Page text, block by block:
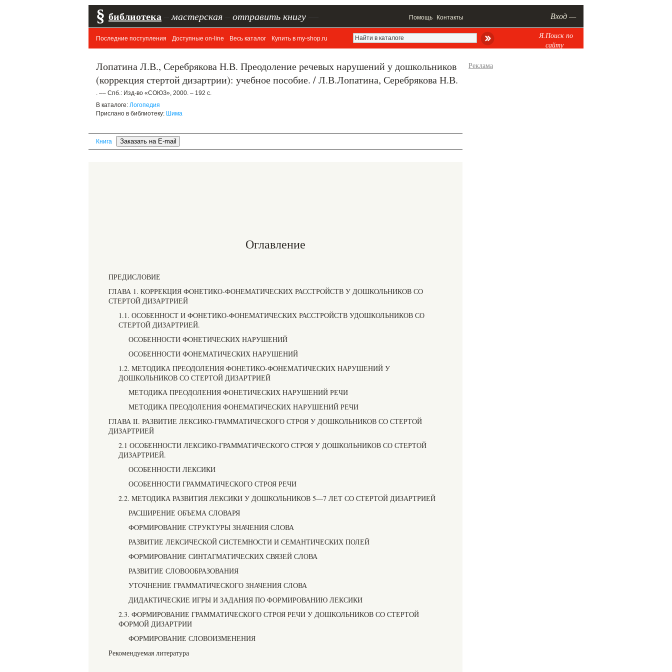
§ библиотека мастерская отправить книгу Помощь Контакты Вход —
Последние поступления Доступные on-line Весь каталог Купить в my-shop.ru
Я.Поиск по
сайту
Лопатина Л.В., Серебрякова Н.В. Преодоление речевых нарушений у дошкольников
(коррекция стертой дизартрии): учебное пособие. / Л.В.Лопатина, Серебрякова Н.В.
. –– Спб.: Изд-во «СОЮЗ», 2000. – 192 с.
В каталоге: Логопедия
Прислано в библиотеку: Шима
Книга
Оглавление
ПРЕДИСЛОВИЕ
ГЛАВА 1. КОРРЕКЦИЯ ФОНЕТИКО-ФОНЕМАТИЧЕСКИХ РАССТРОЙСТВ У ДОШКОЛЬНИКОВ СО
СТЕРТОЙ ДИЗАРТРИЕЙ
1.1. ОСОБЕННОСТ И ФОНЕТИКО-ФОНЕМАТИЧЕСКИХ РАССТРОЙСТВ УДОШКОЛЬНИКОВ СО
СТЕРТОЙ ДИЗАРТРИЕЙ.
ОСОБЕННОСТИ ФОНЕТИЧЕСКИХ НАРУШЕНИЙ
ОСОБЕННОСТИ ФОНЕМАТИЧЕСКИХ НАРУШЕНИЙ
1.2. МЕТОДИКА ПРЕОДОЛЕНИЯ ФОНЕТИКО-ФОНЕМАТИЧЕСКИХ НАРУШЕНИЙ У
ДОШКОЛЬНИКОВ СО СТЕРТОЙ ДИЗАРТРИЕЙ
МЕТОДИКА ПРЕОДОЛЕНИЯ ФОНЕТИЧЕСКИХ НАРУШЕНИЙ РЕЧИ
МЕТОДИКА ПРЕОДОЛЕНИЯ ФОНЕМАТИЧЕСКИХ НАРУШЕНИЙ РЕЧИ
ГЛАВА II. РАЗВИТИЕ ЛЕКСИКО-ГРАММАТИЧЕСКОГО СТРОЯ У ДОШКОЛЬНИКОВ СО СТЕРТОЙ
ДИЗАРТРИЕЙ
2.1 ОСОБЕННОСТИ ЛЕКСИКО-ГРАММАТИЧЕСКОГО СТРОЯ У ДОШКОЛЬНИКОВ СО СТЕРТОЙ
ДИЗАРТРИЕЙ.
ОСОБЕННОСТИ ЛЕКСИКИ
ОСОБЕННОСТИ ГРАММАТИЧЕСКОГО СТРОЯ РЕЧИ
2.2. МЕТОДИКА РАЗВИТИЯ ЛЕКСИКИ У ДОШКОЛЬНИКОВ 5—7 ЛЕТ СО СТЕРТОЙ ДИЗАРТРИЕЙ
РАСШИРЕНИЕ ОБЪЕМА СЛОВАРЯ
ФОРМИРОВАНИЕ СТРУКТУРЫ ЗНАЧЕНИЯ СЛОВА
РАЗВИТИЕ ЛЕКСИЧЕСКОЙ СИСТЕМНОСТИ И СЕМАНТИЧЕСКИХ ПОЛЕЙ
ФОРМИРОВАНИЕ СИНТАГМАТИЧЕСКИХ СВЯЗЕЙ СЛОВА
РАЗВИТИЕ СЛОВООБРАЗОВАНИЯ
УТОЧНЕНИЕ ГРАММАТИЧЕСКОГО ЗНАЧЕНИЯ СЛОВА
ДИДАКТИЧЕСКИЕ ИГРЫ И ЗАДАНИЯ ПО ФОРМИРОВАНИЮ ЛЕКСИКИ
2.3. ФОРМИРОВАНИЕ ГРАММАТИЧЕСКОГО СТРОЯ РЕЧИ У ДОШКОЛЬНИКОВ СО СТЕРТОЙ
ФОРМОЙ ДИЗАРТРИИ
ФОРМИРОВАНИЕ СЛОВОИЗМЕНЕНИЯ
Рекомендуемая литература
Реклама